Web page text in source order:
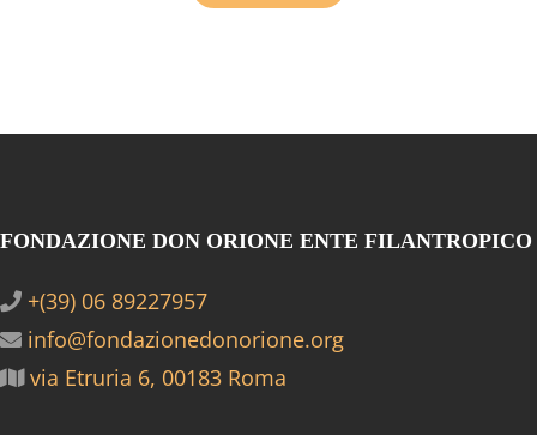
FONDAZIONE DON ORIONE ENTE FILANTROPICO
+(39) 06 89227957
info@fondazionedonorione.org
via Etruria 6, 00183 Roma